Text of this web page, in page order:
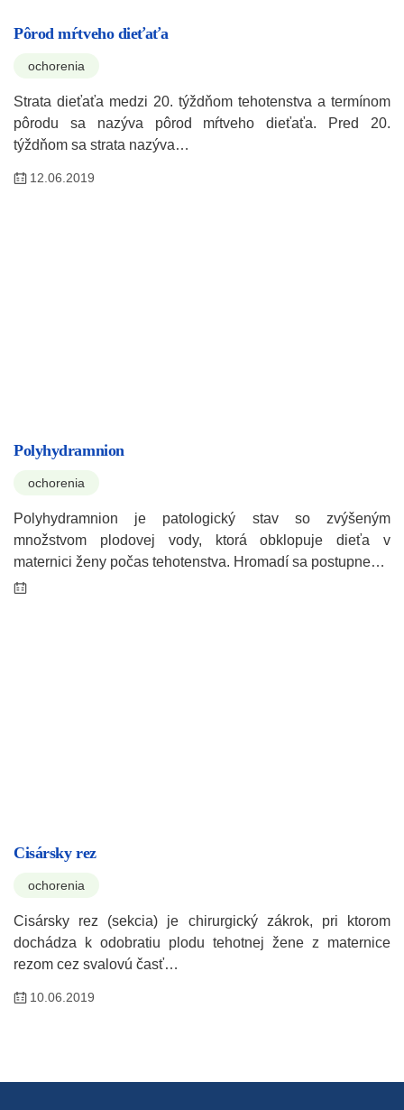
Pôrod mŕtveho dieťaťa
ochorenia
Strata dieťaťa medzi 20. týždňom tehotenstva a termínom
pôrodu sa nazýva pôrod mŕtveho dieťaťa. Pred 20.
týždňom sa strata nazýva…
12.06.2019
Polyhydramnion
ochorenia
Polyhydramnion je patologický stav so zvýšeným
množstvom plodovej vody, ktorá obklopuje dieťa v
maternici ženy počas tehotenstva. Hromadí sa postupne…
Cisársky rez
ochorenia
Cisársky rez (sekcia) je chirurgický zákrok, pri ktorom
dochádza k odobratiu plodu tehotnej žene z maternice
rezom cez svalovú časť…
10.06.2019